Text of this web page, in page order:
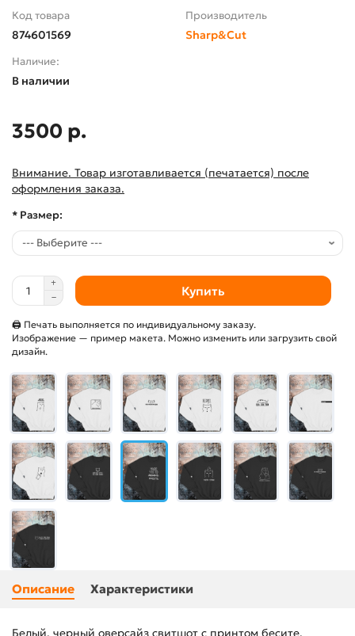
Код товара
874601569
Производитель
Sharp&Cut
Наличие:
В наличии
3500 р.
Внимание. Товар изготавливается (печатается) после
оформления заказа.
* Размер:
Купить
🖨 Печать выполняется по индивидуальному заказу.
Изображение — пример макета. Можно изменить или загрузить свой
дизайн.
Описание Характеристики
Белый, черный оверсайз свитшот с принтом бесите,